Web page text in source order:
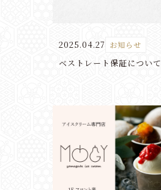
2025.04.27 お知らせ
ベストレート保証について